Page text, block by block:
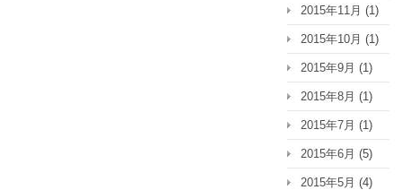
2015年11月 (1)
2015年10月 (1)
2015年9月 (1)
2015年8月 (1)
2015年7月 (1)
2015年6月 (5)
2015年5月 (4)